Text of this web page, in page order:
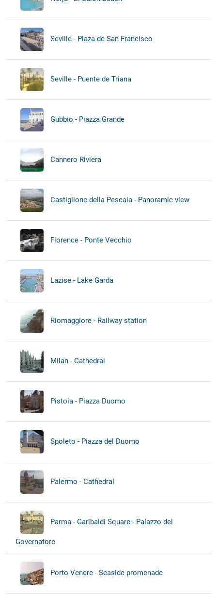
Seville - Plaza de San Francisco
Seville - Puente de Triana
Gubbio - Piazza Grande
Cannero Riviera
Castiglione della Pescaia - Panoramic view
Florence - Ponte Vecchio
Lazise - Lake Garda
Riomaggiore - Railway station
Milan - Cathedral
Pistoia - Piazza Duomo
Spoleto - Piazza del Duomo
Palermo - Cathedral
Parma - Garibaldi Square - Palazzo del
Governatore
Porto Venere - Seaside promenade